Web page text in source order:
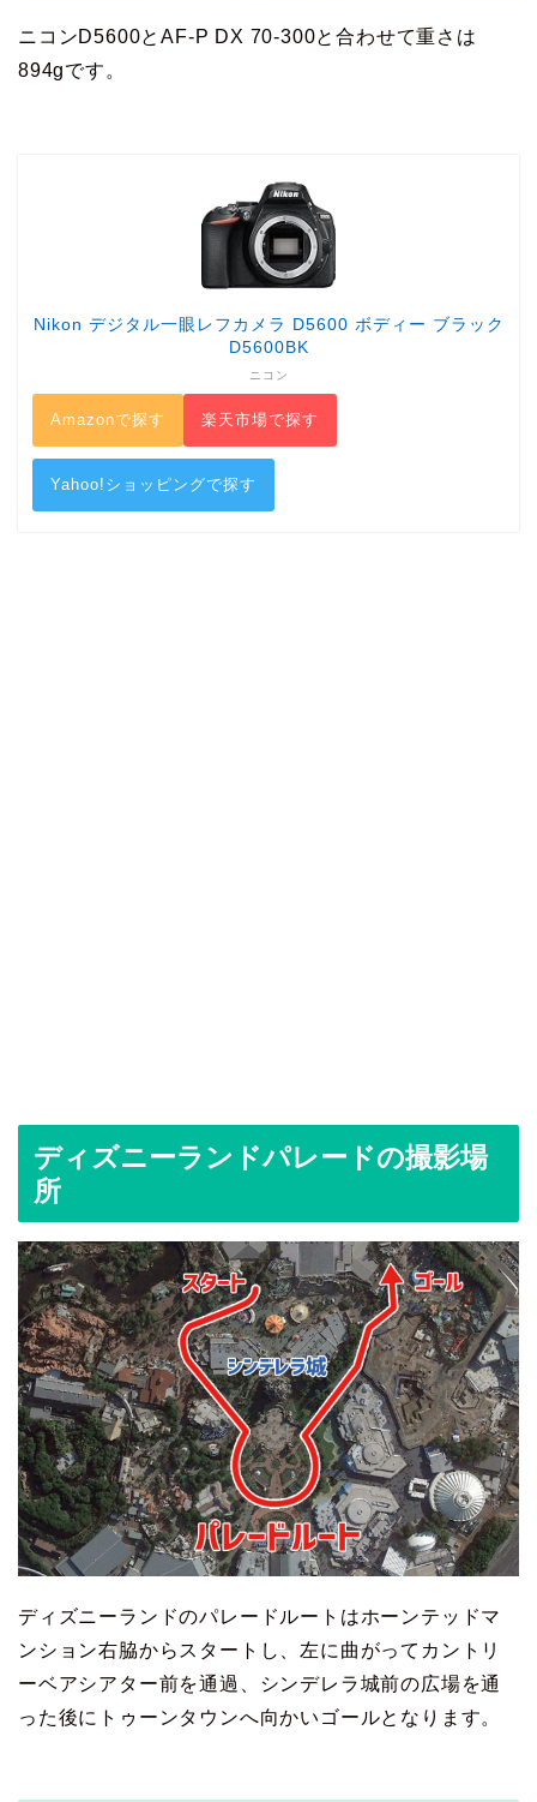
ニコンD5600とAF-P DX 70-300と合わせて重さは
894gです。
Nikon デジタル一眼レフカメラ D5600 ボディー ブラック
D5600BK
ニコン
Amazonで探す 楽天市場で探す
Yahoo!ショッピングで探す
ディズニーランドパレードの撮影場
所
ディズニーランドのパレードルートはホーンテッドマ
ンション右脇からスタートし、左に曲がってカントリ
ーベアシアター前を通過、シンデレラ城前の広場を通
った後にトゥーンタウンへ向かいゴールとなります。